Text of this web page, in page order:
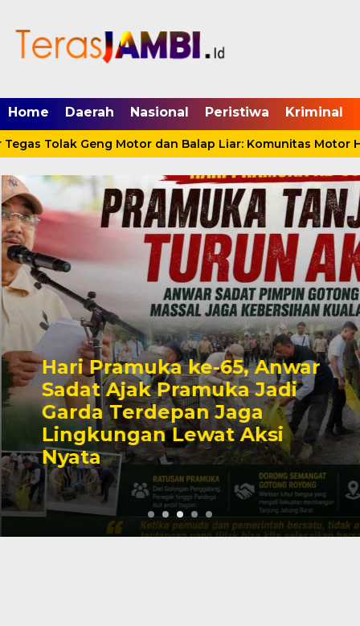
Home Daerah Nasional Peristiwa Kriminal
Tolak Geng Motor dan Balap Liar: Komunitas Motor
Hari Pramuka ke-65, Anwar
Sadat Ajak Pramuka Jadi
Garda Terdepan Jaga
Lingkungan Lewat Aksi
Nyata